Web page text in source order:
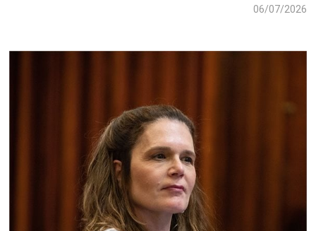
06/07/2026